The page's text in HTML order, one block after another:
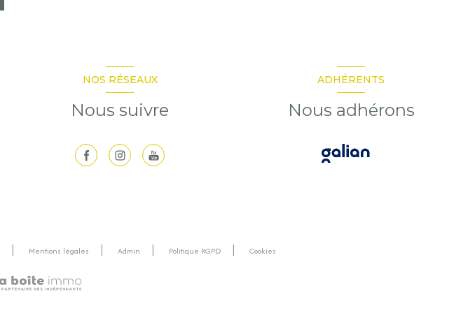
NOS RÉSEAUX
Nous suivre
ADHÉRENTS
Nous adhérons
Mentions légales Admin Politique RGPD Cookies